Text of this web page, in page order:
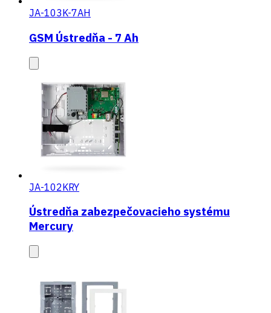
JA-103K-7AH
GSM Ústredňa - 7 Ah
JA-102KRY
Ústredňa zabezpečovacieho systému
Mercury